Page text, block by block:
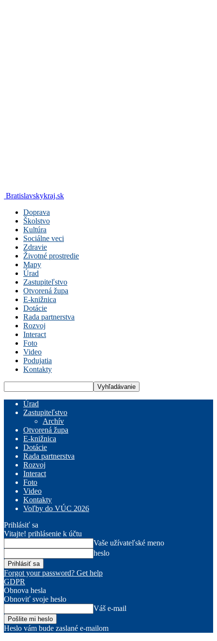
Bratislavskykraj.sk
Doprava
Školstvo
Kultúra
Sociálne veci
Zdravie
Životné prostredie
Mapy
Úrad
Zastupiteľstvo
Otvorená župa
E-knižnica
Dotácie
Rada partnerstva
Rozvoj
Interact
Foto
Video
Podujatia
Kontakty
Úrad
Zastupiteľstvo
Archív
Otvorená župa
E-knižnica
Dotácie
Rada partnerstva
Rozvoj
Interact
Foto
Video
Kontakty
Voľby do VÚC 2026
Prihlásiť sa
Vitajte! prihlásenie k účtu
Vaše užívateľské meno
heslo
Forgot your password? Get help
GDPR
Obnova hesla
Obnoviť svoje heslo
Váš e-mail
Heslo vám bude zaslané e-mailom